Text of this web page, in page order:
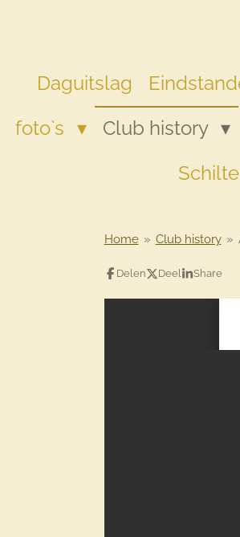
hoofdinhoud
Daguitslag
foto`s
Club history
Home » Club history »
Delen Deel Share